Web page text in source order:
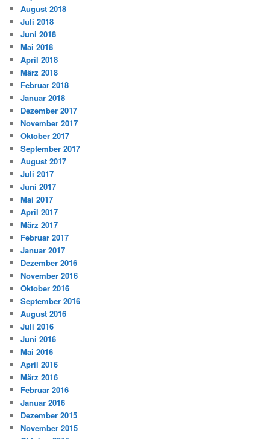
August 2018
Juli 2018
Juni 2018
Mai 2018
April 2018
März 2018
Februar 2018
Januar 2018
Dezember 2017
November 2017
Oktober 2017
September 2017
August 2017
Juli 2017
Juni 2017
Mai 2017
April 2017
März 2017
Februar 2017
Januar 2017
Dezember 2016
November 2016
Oktober 2016
September 2016
August 2016
Juli 2016
Juni 2016
Mai 2016
April 2016
März 2016
Februar 2016
Januar 2016
Dezember 2015
November 2015